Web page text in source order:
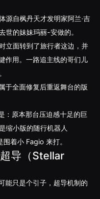
源自枫丹天才发明家阿兰·吉
世的妹妹玛丽-安做的。
立面转到了旅行者这边，并
作用。一路追主线的哥们儿
于全面修复后重返舞台的版
：原本那台压迫感十足的巨
缩小版的随行机器人
着小 Fagio 来打。
导（Stellar
能只是个引子，超导机制的